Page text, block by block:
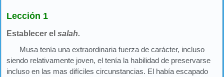
Lección 1
Establecer el salah.
Musa tenía una extraordinaria fuerza de carácter, incluso
siendo relativamente joven, el tenía la habilidad de preservarse
incluso en las mas difíciles circunstancias. El había escapado